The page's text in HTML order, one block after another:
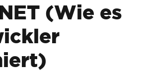
(Wie es